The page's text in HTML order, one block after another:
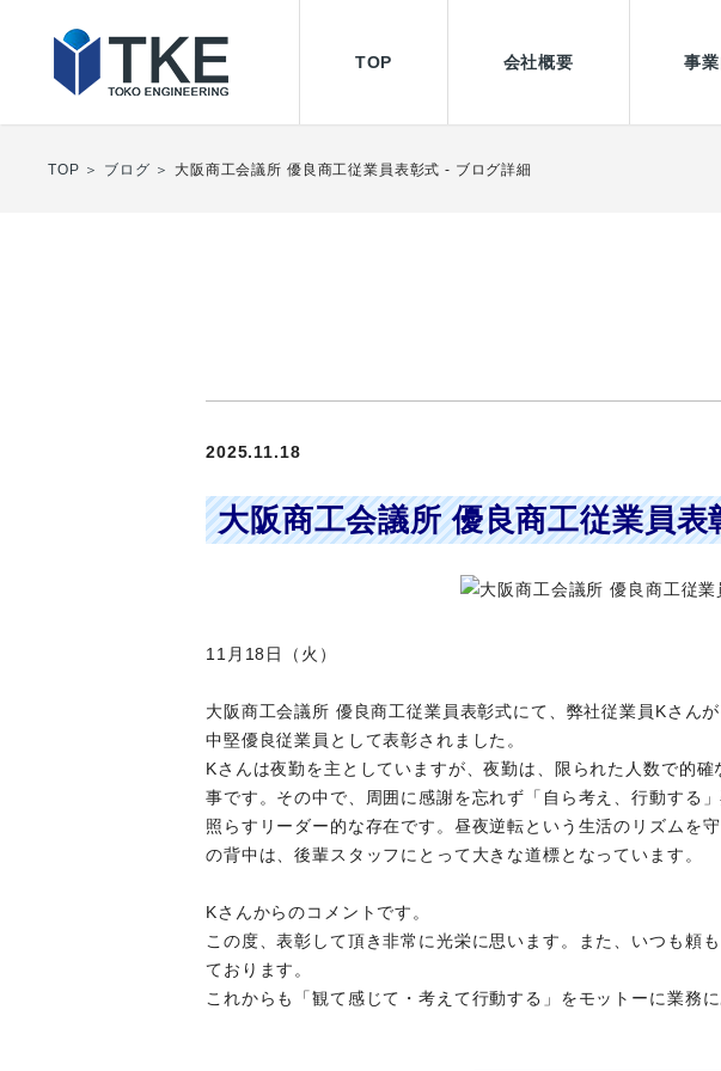
TOP 会社概要 事
TOP ブログ 大阪商工会議所 優良商工従業員表彰式 - ブログ詳細
2025.11.18
大阪商工会議所 優良商工従業員表
11月18日（火）
大阪商工会議所 優良商工従業員表彰式にて、弊社従業員Kさんが
中堅優良従業員として表彰されました。
Kさんは夜勤を主としていますが、夜勤は、限られた人数で的
事です。その中で、周囲に感謝を忘れず「自ら考え、行動する
照らすリーダー的な存在です。昼夜逆転という生活のリズムを
の背中は、後輩スタッフにとって大きな道標となっています。
Kさんからのコメントです。
この度、表彰して頂き非常に光栄に思います。また、いつも頼
ております。
これからも「観て感じて・考えて行動する」をモットーに業務